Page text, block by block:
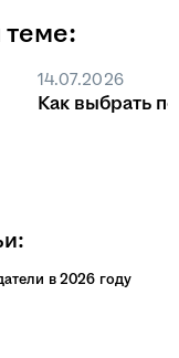
теме:
14.07.2026
Как выбрать
в 2026 году